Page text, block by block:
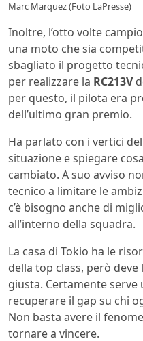
Marc Marquez (Foto LaPresse)
Inoltre, l’otto volte
una moto che sia
sbagliato il progetto
per realizzare la RC213V
per questo, il pilota era
dell’ultimo gran premio.
Ha parlato con i vertici
situazione e spiegare
cambiato. A suo avviso
tecnico a limitare le
c’è bisogno anche di
all’interno della squadra.
La casa di Tokio ha le
della top class, però
giusta. Certamente
recuperare il gap su chi
Non basta avere il
tornare a vincere.